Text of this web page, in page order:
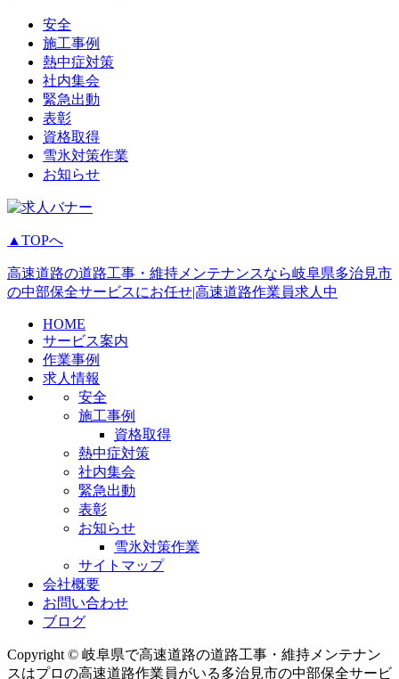
安全
施工事例
熱中症対策
社内集会
緊急出動
表彰
資格取得
雪氷対策作業
お知らせ
▲TOPへ
高速道路の道路工事・維持メンテナンスなら岐阜県多治見市
の中部保全サービスにお任せ|高速道路作業員求人中
HOME
サービス案内
作業事例
求人情報
安全
施工事例
資格取得
熱中症対策
社内集会
緊急出動
表彰
お知らせ
雪氷対策作業
サイトマップ
会社概要
お問い合わせ
ブログ
Copyright © 岐阜県で高速道路の道路工事・維持メンテナン
スはプロの高速道路作業員がいる多治見市の中部保全サービ